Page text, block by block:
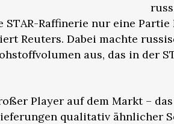
Raffinerie nur eine
Reuters. Dabei machte
aus, das in der
Player auf dem Markt –
qualitativ ähnlicher